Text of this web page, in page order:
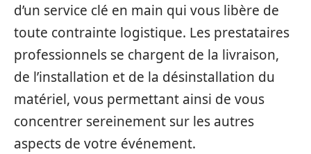
d’un service clé en main qui vous libère de
toute contrainte logistique. Les prestataires
professionnels se chargent de la livraison,
de l’installation et de la désinstallation du
matériel, vous permettant ainsi de vous
concentrer sereinement sur les autres
aspects de votre événement.